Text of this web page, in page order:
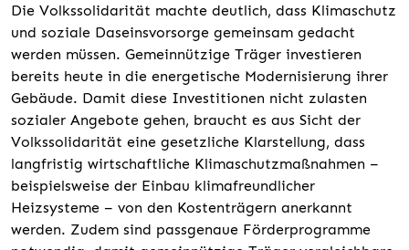
Die Volkssolidarität machte deutlich, dass Klimaschutz
und soziale Daseinsvorsorge gemeinsam gedacht
werden müssen. Gemeinnützige Träger investieren
bereits heute in die energetische Modernisierung ihrer
Gebäude. Damit diese Investitionen nicht zulasten
sozialer Angebote gehen, braucht es aus Sicht der
Volkssolidarität eine gesetzliche Klarstellung, dass
langfristig wirtschaftliche Klimaschutzmaßnahmen –
beispielsweise der Einbau klimafreundlicher
Heizsysteme – von den Kostenträgern anerkannt
werden. Zudem sind passgenaue Förderprogramme